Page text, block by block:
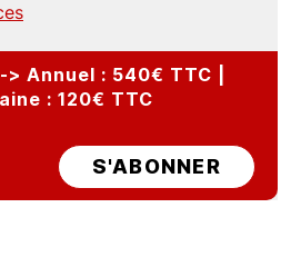
Annuel : 540€ TTC |
: 120€ TTC
S'ABONNER